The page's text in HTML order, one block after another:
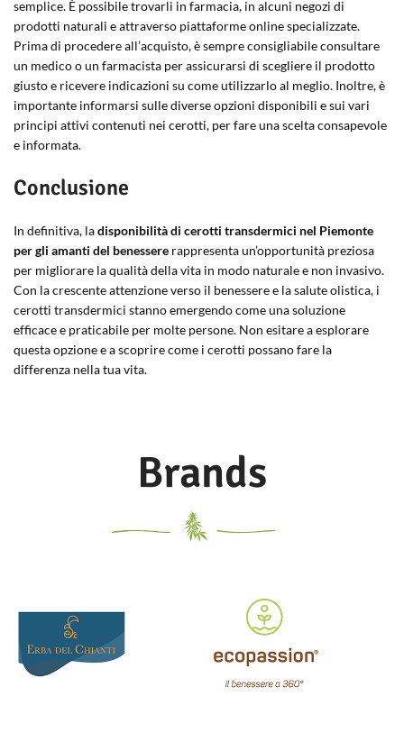
semplice. È possibile trovarli in farmacia, in alcuni negozi di
prodotti naturali e attraverso piattaforme online specializzate.
Prima di procedere all’acquisto, è sempre consigliabile consultare
un medico o un farmacista per assicurarsi di scegliere il prodotto
giusto e ricevere indicazioni su come utilizzarlo al meglio. Inoltre, è
importante informarsi sulle diverse opzioni disponibili e sui vari
principi attivi contenuti nei cerotti, per fare una scelta consapevole
e informata.
Conclusione
In definitiva, ladisponibilità di cerotti transdermici nel Piemonte
per gli amanti del benessere rappresenta un’opportunità preziosa
per migliorare la qualità della vita in modo naturale e non invasivo.
Con la crescente attenzione verso il benessere e la salute olistica, i
cerotti transdermici stanno emergendo come una soluzione
efficace e praticabile per molte persone. Non esitare a esplorare
questa opzione e a scoprire come i cerotti possano fare la
differenza nella tua vita.
Brands